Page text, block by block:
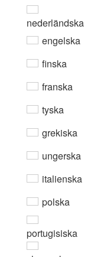
nederländska
engelska
finska
franska
tyska
grekiska
ungerska
italienska
polska
portugisiska